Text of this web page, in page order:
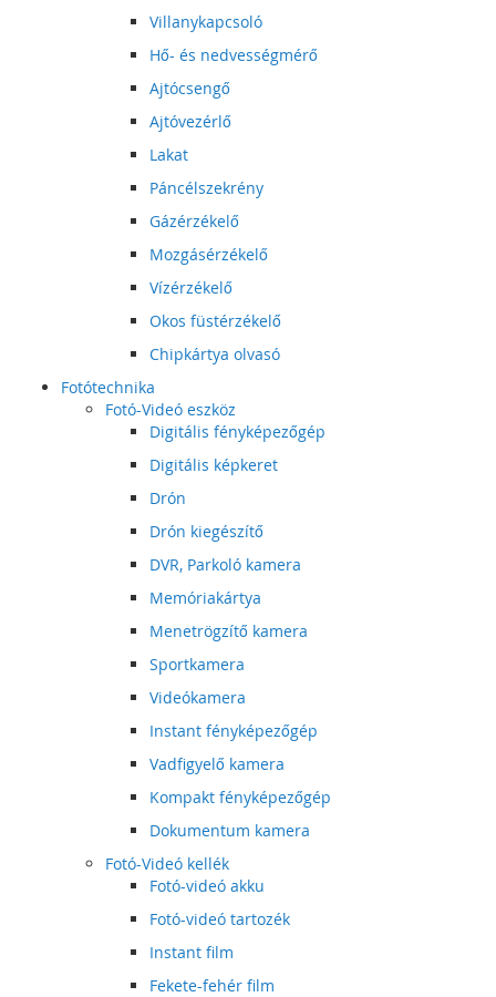
Villanykapcsoló
Hő- és nedvességmérő
Ajtócsengő
Ajtóvezérlő
Lakat
Páncélszekrény
Gázérzékelő
Mozgásérzékelő
Vízérzékelő
Okos füstérzékelő
Chipkártya olvasó
Fotótechnika
Fotó-Videó eszköz
Digitális fényképezőgép
Digitális képkeret
Drón
Drón kiegészítő
DVR, Parkoló kamera
Memóriakártya
Menetrögzítő kamera
Sportkamera
Videókamera
Instant fényképezőgép
Vadfigyelő kamera
Kompakt fényképezőgép
Dokumentum kamera
Fotó-Videó kellék
Fotó-videó akku
Fotó-videó tartozék
Instant film
Fekete-fehér film